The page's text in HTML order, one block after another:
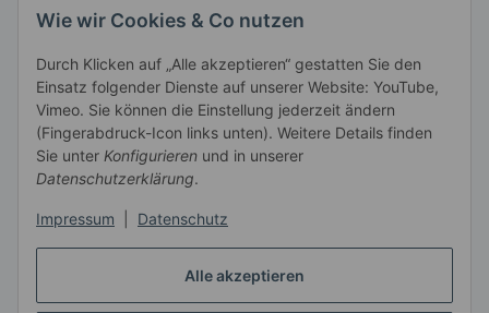
Alle akzeptieren
Wie wir Cookies & Co nutzen
Durch Klicken auf „Alle akzeptieren“ gestatten Sie den
Einsatz folgender Dienste auf unserer Website: YouTube,
Vimeo. Sie können die Einstellung jederzeit ändern
(Fingerabdruck-Icon links unten). Weitere Details finden
Sie unter Konfigurieren und in unserer
Datenschutzerklärung.
Impressum Datenschutz
Telefax: 06831 9 66 58 41
Öffnungszeiten:
MO-FR 13.00 - 18.00 Uhr und
vormittags nach Vereinbarung
SA 10.00 - 14.00 Uhr
Informationen